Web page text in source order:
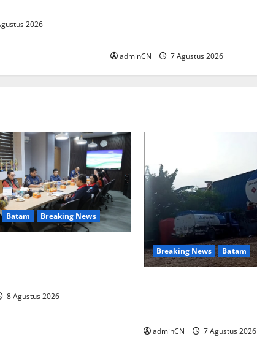
2026
adminCN 7 Agustus 2026
Batam Breaking News
8 Agustus 2026
Breaking News Batam
adminCN 7 Agustus 2026